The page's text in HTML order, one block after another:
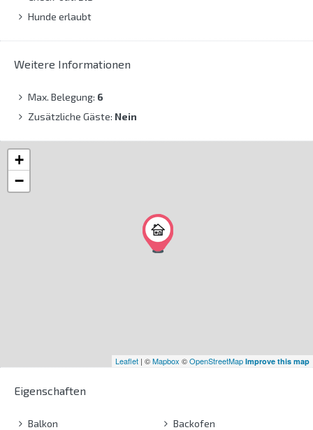
Hunde erlaubt
Weitere Informationen
Max. Belegung: 6
Zusätzliche Gäste: Nein
+
−
Leaflet | ©Mapbox ©OpenStreetMap Improve this map
Eigenschaften
Balkon
Backofen